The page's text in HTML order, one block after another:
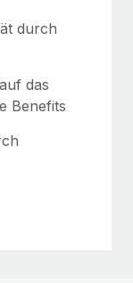
durch
das
Benefits